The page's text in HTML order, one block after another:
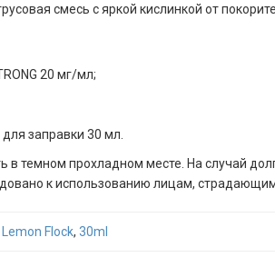
смесь с яркой кислинкой от
20 мг/мл;
заправки 30 мл.
в темном прохладном месте. На случай
к использованию лицам,
Lemon Flock, 30ml